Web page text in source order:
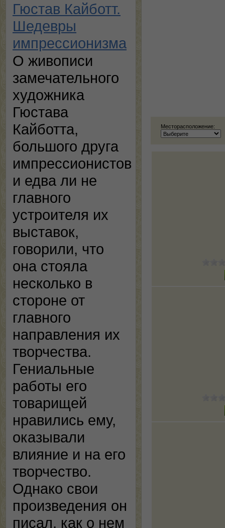
Гюстав Кайботт.
Шедевры
импрессионизма
О живописи
замечательного
художника
Гюстава
Кайботта,
большого друга
импрессионистов
и едва ли не
главного
устроителя их
выставок,
говорили, что
она стояла
несколько в
стороне от
главного
направления их
творчества.
Гениальные
работы его
товарищей
нравились ему,
оказывали
влияние и на его
творчество.
Однако свои
произведения он
писал, как о нем
Месторасположение: